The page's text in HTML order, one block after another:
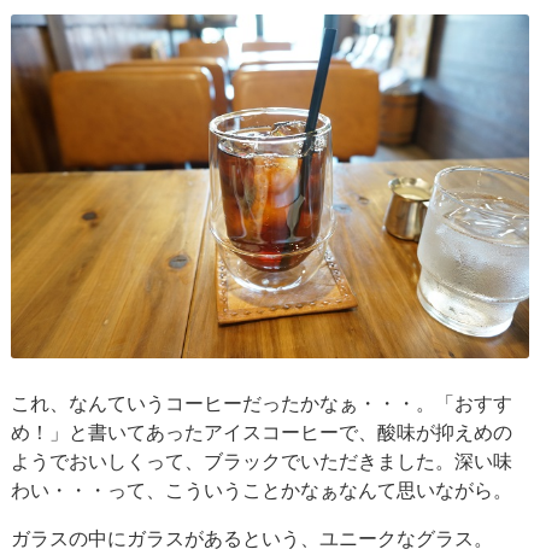
これ、なんていうコーヒーだったかなぁ・・・。「おすす
め！」と書いてあったアイスコーヒーで、酸味が抑えめの
ようでおいしくって、ブラックでいただきました。深い味
わい・・・って、こういうことかなぁなんて思いながら。
ガラスの中にガラスがあるという、ユニークなグラス。